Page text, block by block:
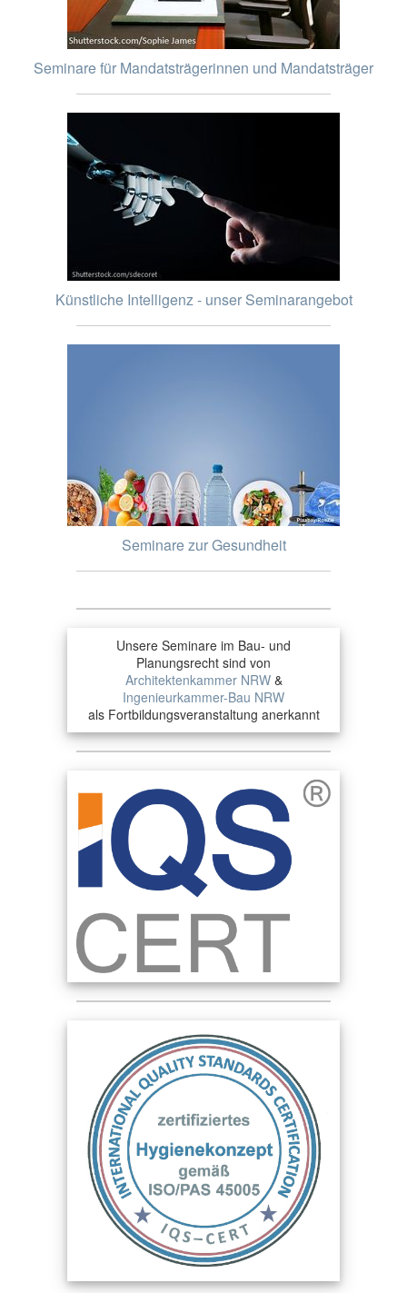
Seminare für Mandatsträgerinnen und Mandatsträger
Künstliche Intelligenz - unser Seminarangebot
Seminare zur Gesundheit
Unsere Seminare im Bau- und
Planungsrecht sind von
Architektenkammer NRW&
Ingenieurkammer-Bau NRW
als Fortbildungsveranstaltung anerkannt